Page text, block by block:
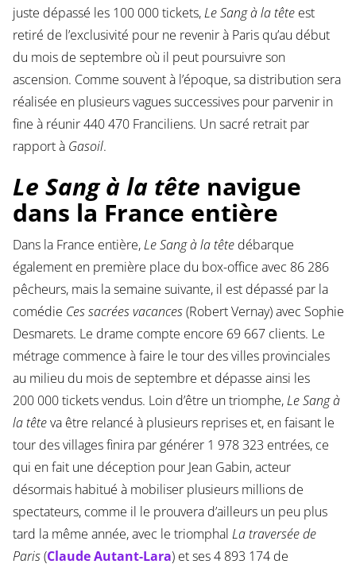
juste dépassé les 100 000 tickets,Le Sang à la têteest
retiré de l’exclusivité pour ne revenir à Paris qu’au début
du mois de septembre où il peut poursuivre son
ascension. Comme souvent à l’époque, sa distribution sera
réalisée en plusieurs vagues successives pour parvenir in
fine à réunir 440 470 Franciliens. Un sacré retrait par
rapport à Gasoil.
Le Sangà la tête navigue
dans la France entière
Dans la France entière,Le Sang à la têtedébarque
également en première place du box-office avec 86 286
pêcheurs, mais la semaine suivante, il est dépassé par la
comédie Ces sacrées vacances(Robert Vernay) avec Sophie
Desmarets. Le drame compte encore 69 667 clients. Le
métrage commence à faire le tour des villes provinciales
au milieu du mois de septembre et dépasse ainsi les
200 000 tickets vendus. Loin d’être un triomphe,Le Sang à
la têteva être relancé à plusieurs reprises et, en faisant le
tour des villages finira par générer 1 978 323 entrées, ce
qui en fait une déception pour Jean Gabin, acteur
désormais habitué à mobiliser plusieurs millions de
spectateurs, comme il le prouvera d’ailleurs un peu plus
tard la même année, avec le triomphal La traversée de
Paris(Claude Autant-Lara) et ses 4 893 174 de